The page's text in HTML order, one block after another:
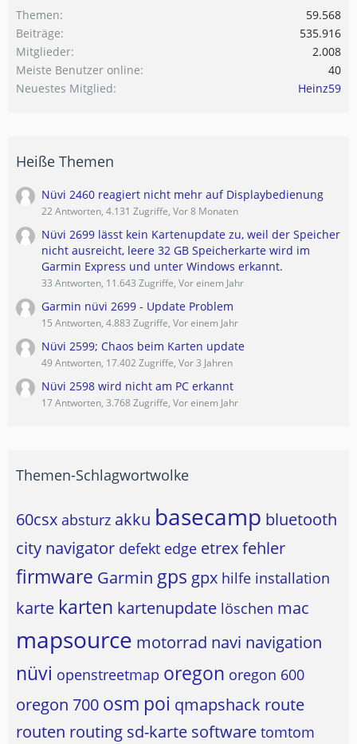
Themen
59.568
Beiträge
535.916
Mitglieder
2.008
Meiste Benutzer online
40
Neuestes Mitglied
Heinz59
Heiße Themen
Nüvi 2460 reagiert nicht mehr auf Displaybedienung
22 Antworten, 4.131 Zugriffe, Vor 8 Monaten
Nüvi 2699 lässt kein Kartenupdate zu, weil der Speicher
nicht ausreicht, leere 32 GB Speicherkarte wird im
Garmin Express und unter Windows erkannt.
33 Antworten, 11.643 Zugriffe, Vor einem Jahr
Garmin nüvi 2699 - Update Problem
15 Antworten, 4.883 Zugriffe, Vor einem Jahr
Nüvi 2599; Chaos beim Karten update
49 Antworten, 17.402 Zugriffe, Vor 3 Jahren
Nüvi 2598 wird nicht am PC erkannt
17 Antworten, 3.768 Zugriffe, Vor einem Jahr
Themen-Schlagwortwolke
60csx absturz akku basecamp bluetooth
city navigator defekt edge etrexfehler
firmware Garmin gps gpx hilfe installation
karte karten kartenupdate löschen mac
mapsource motorrad navi navigation
nüvi openstreetmap oregon oregon 600
oregon 700 osm poi qmapshack route
routen routing sd-karte software tomtom